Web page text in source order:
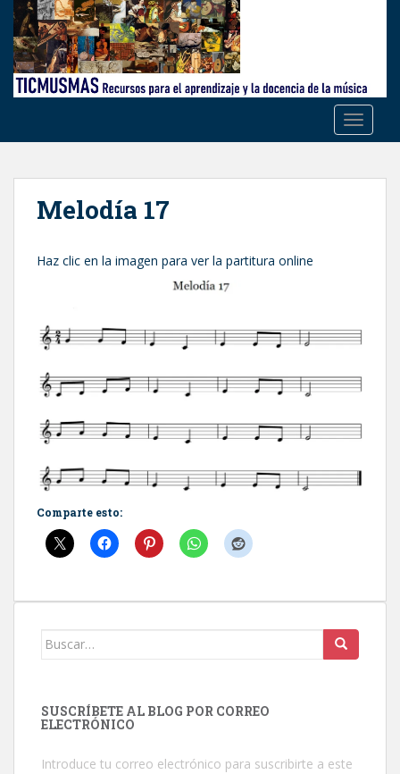
Melodía 17
Haz clic en la imagen para ver la partitura online
Comparte esto:
Buscar:
SUSCRÍBETE AL BLOG POR CORREO
ELECTRÓNICO
Introduce tu correo electrónico para suscribirte a este